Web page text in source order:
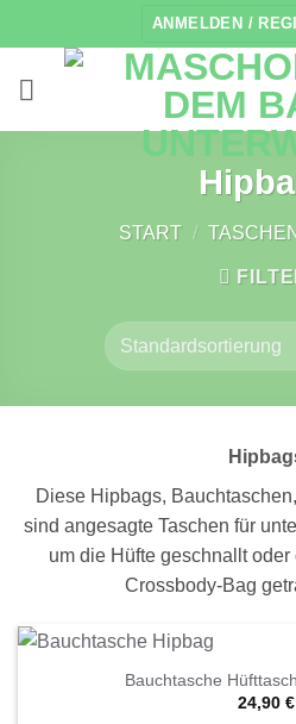
Inhalt
springen
ANMELDEN /
START /
Diese Hipbags,
sind angesagte Taschen für
um die Hüfte geschnallt
Crossbody-Bag
Bauchtasche
24,90 €